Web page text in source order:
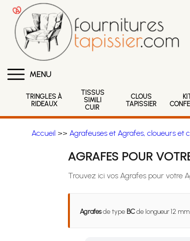
MENU
TRINGLES À
RIDEAUX
TISSUS
SIMILI
CUIR
CLOUS
TAPISSIER
Accueil >> Agrafeuses et Agrafes, cloueurs et
AGRAFES POUR
Trouvez ici vos Agrafes pour votre
Agrafesde type BCde longueur 12 mm